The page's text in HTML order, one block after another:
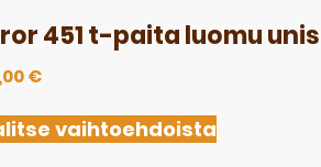
451 t-paita luomu
€
vaihtoehdoista